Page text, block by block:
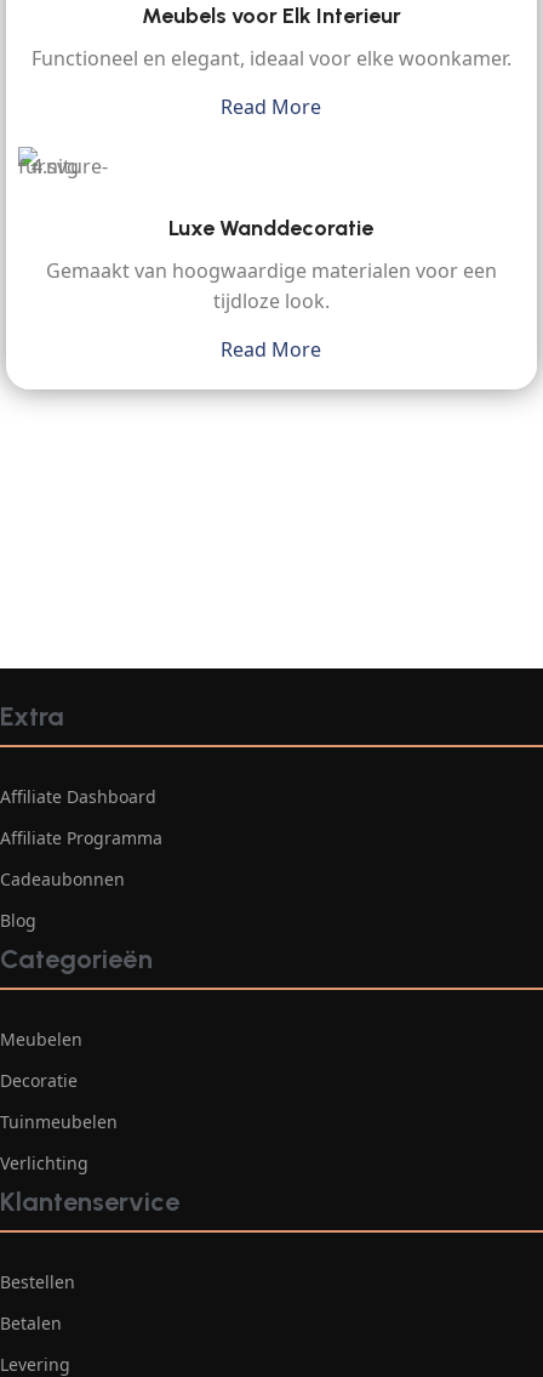
Meubels voor Elk Interieur
Functioneel en elegant, ideaal voor elke woonkamer.
Read More
Luxe Wanddecoratie
Gemaakt van hoogwaardige materialen voor een
tijdloze look.
Read More
Extra
Affiliate Dashboard
Affiliate Programma
Cadeaubonnen
Blog
Categorieën
Meubelen
Decoratie
Tuinmeubelen
Verlichting
Klantenservice
Bestellen
Betalen
Levering